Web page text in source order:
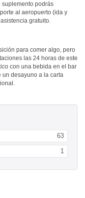
podrás
al aeropuerto (ida y
gratuito.
para comer algo, pero
las 24 horas de este
con una bebida en el bar
un desayuno a la carta
63
1